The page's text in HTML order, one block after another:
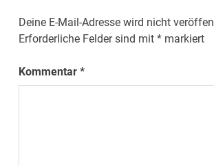
Deine E-Mail-Adresse wird nicht
Erforderliche Felder sind mit* markiert
Kommentar*